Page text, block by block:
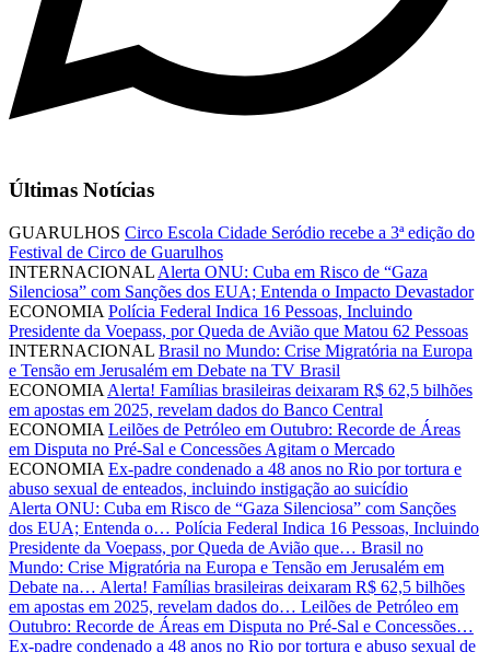
Últimas Notícias
GUARULHOS Circo Escola Cidade Seródio recebe a 3ª edição do
Festival de Circo de Guarulhos
INTERNACIONAL Alerta ONU: Cuba em Risco de “Gaza
Silenciosa” com Sanções dos EUA; Entenda o Impacto Devastador
ECONOMIA Polícia Federal Indica 16 Pessoas, Incluindo
Presidente da Voepass, por Queda de Avião que Matou 62 Pessoas
INTERNACIONAL Brasil no Mundo: Crise Migratória na Europa
e Tensão em Jerusalém em Debate na TV Brasil
ECONOMIA Alerta! Famílias brasileiras deixaram R$ 62,5 bilhões
em apostas em 2025, revelam dados do Banco Central
ECONOMIA Leilões de Petróleo em Outubro: Recorde de Áreas
em Disputa no Pré-Sal e Concessões Agitam o Mercado
ECONOMIA Ex-padre condenado a 48 anos no Rio por tortura e
abuso sexual de enteados, incluindo instigação ao suicídio
Alerta ONU: Cuba em Risco de “Gaza Silenciosa” com Sanções
dos EUA; Entenda o… Polícia Federal Indica 16 Pessoas, Incluindo
Presidente da Voepass, por Queda de Avião que… Brasil no
Mundo: Crise Migratória na Europa e Tensão em Jerusalém em
Debate na… Alerta! Famílias brasileiras deixaram R$ 62,5 bilhões
em apostas em 2025, revelam dados do… Leilões de Petróleo em
Outubro: Recorde de Áreas em Disputa no Pré-Sal e Concessões…
Ex-padre condenado a 48 anos no Rio por tortura e abuso sexual de